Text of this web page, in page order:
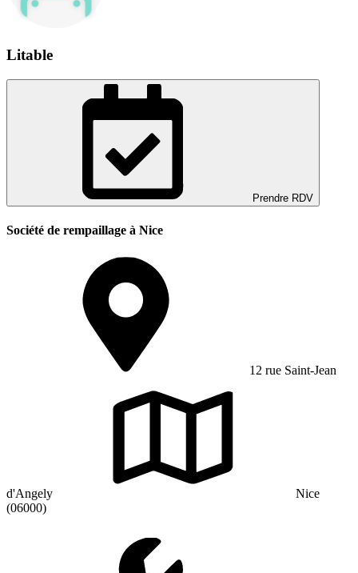
Litable
Prendre RDV
Société de rempaillage à Nice
12 rue Saint-Jean
d'Angely
Nice
(06000)